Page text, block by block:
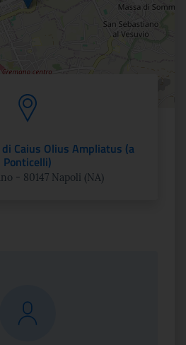
Caius Olius Ampliatus (a
Ponticelli)
- 80147 Napoli (NA)